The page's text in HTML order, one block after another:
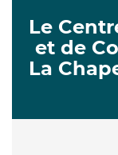
Le
et de
La